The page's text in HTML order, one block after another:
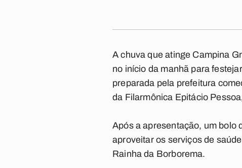
A chuva que atinge Campina
no início da manhã para
preparada pela prefeitura
da Filarmônica Epitácio
Após a apresentação, um bolo
aproveitar os serviços de
Rainha da Borborema.